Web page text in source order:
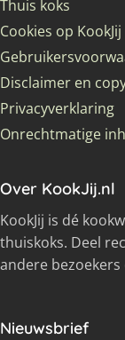
Thuis koks
Cookies op KookJij
Disclaimer en
Privacyverklaring
Onrechtmatige
Over KookJij.nl
KookJij is dé
thuiskoks. Deel
andere
Nieuwsbrief